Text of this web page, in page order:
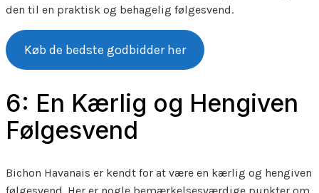
den til en praktisk og behagelig følgesvend.
Køb de bedste godbidder her
6: En Kærlig og Hengiven
Følgesvend
Bichon Havanais er kendt for at være en kærlig og hengiven